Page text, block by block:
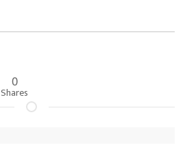
0
Shares